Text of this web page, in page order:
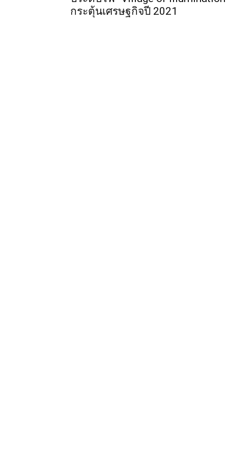
กระตุ้นเศรษฐกิจปี 2021